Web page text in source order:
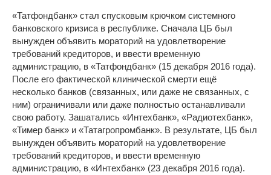
«Татфондбанк» стал спусковым крючком системного
банковского кризиса в республике. Сначала ЦБ был
вынужден объявить мораторий на удовлетворение
требований кредиторов, и ввести временную
администрацию, в «Татфондбанк» (15 декабря 2016 года).
После его фактической клинической смерти ещё
несколько банков (связанных, или даже не связанных, с
ним) ограничивали или даже полностью останавливали
свою работу. Зашатались «Интехбанк», «Радиотехбанк»,
«Тимер банк» и «Татагропромбанк». В результате, ЦБ был
вынужден объявить мораторий на удовлетворение
требований кредиторов, и ввести временную
администрацию, в «Интехбанк» (23 декабря 2016 года).